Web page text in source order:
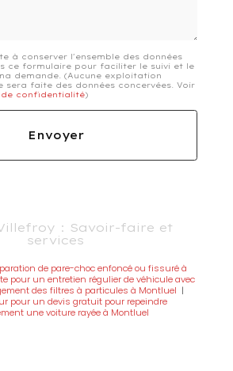
à conserver l'ensemble des données
ce formulaire pour faciliter le suivi et le
demande.(Aucune exploitation
sera faite des données concervées. Voir
confidentialité)
: Savoir-faire et
services
de pare-choc enfoncé ou fissuré à
pour un entretien régulier de véhicule avec
des filtres à particules à Montluel |
pour un devis gratuit pour repeindre
une voiture rayée à Montluel